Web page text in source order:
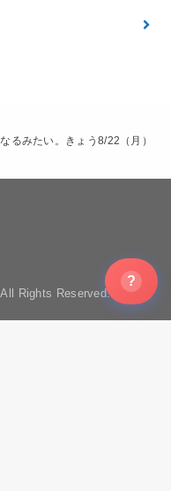
るみたい。きょう8/22（月）
Rights Reserved.
?